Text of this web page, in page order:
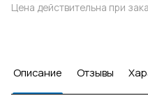
Цена действительна при
Описание Отзывы